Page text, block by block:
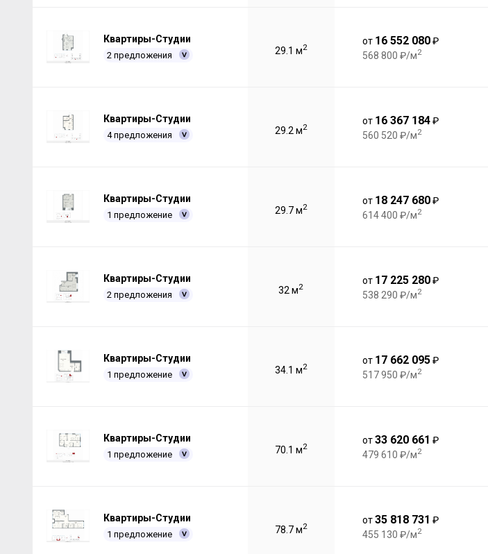
Квартиры-Студии
2 предложения 29.1 м2
от 16 552 080₽
568 800 ₽/м2
Квартиры-Студии
4 предложения 29.2 м2
от 16 367 184₽
560 520 ₽/м2
Квартиры-Студии
1 предложение 29.7 м2
от 18 247 680₽
614 400 ₽/м2
Квартиры-Студии
2 предложения 32 м2
от 17 225 280₽
538 290 ₽/м2
Квартиры-Студии
1 предложение 34.1 м2
от 17 662 095₽
517 950 ₽/м2
Квартиры-Студии
1 предложение 70.1 м2
от33 620 661 ₽
479 610 ₽/м2
Квартиры-Студии
1 предложение 78.7 м2
от35 818 731 ₽
455 130 ₽/м2